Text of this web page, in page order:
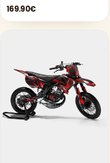
169.90€